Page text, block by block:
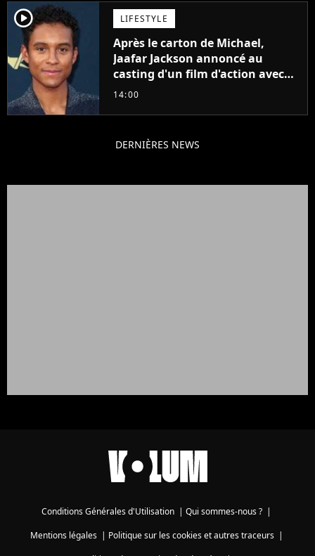
player2 LIFESTYLE
Après le carton de Michael,
Jaafar Jackson annoncé au
casting d'un film d'action avec
Will Smith
14:00
DERNIÈRES NEWS
Conditions Générales d'Utilisation | Qui sommes-nous ? |
Mentions légales| Politique sur les cookies et autres traceurs|